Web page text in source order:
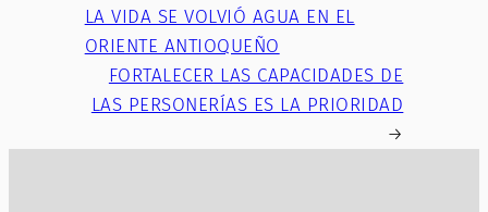
LA VIDA SE VOLVIÓ AGUA EN EL
ORIENTE ANTIOQUEÑO
FORTALECER LAS CAPACIDADES DE
LAS PERSONERÍAS ES LA PRIORIDAD
→